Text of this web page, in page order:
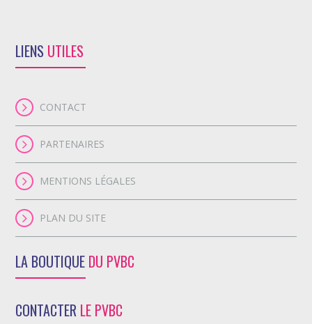
LIENS UTILES
CONTACT
PARTENAIRES
MENTIONS LÉGALES
PLAN DU SITE
LA BOUTIQUE DU PVBC
CONTACTER LE PVBC